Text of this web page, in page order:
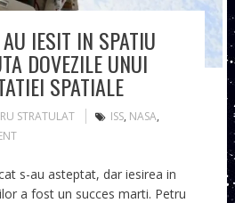
IESIT IN SPATIU
DOVEZILE UNUI
SPATIALE
STRATULAT ISS, NASA,
s-au asteptat, dar iesirea in
a fost un succes marti. Petru